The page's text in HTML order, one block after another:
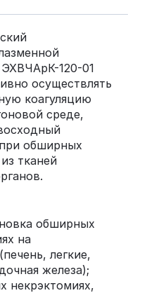
ЭХВЧАрК-120-01
осуществлять
коагуляцию
среде,
обширных
тканей
обширных
на
легкие,
железа);
некрэктомиях,